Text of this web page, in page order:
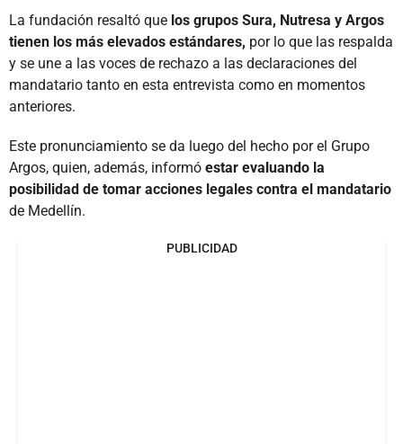
La fundación resaltó que los grupos Sura, Nutresa y Argos
tienen los más elevados estándares, por lo que las respalda
y se une a las voces de rechazo a las declaraciones del
mandatario tanto en esta entrevista como en momentos
anteriores.
Este pronunciamiento se da luego del hecho por el Grupo
Argos, quien, además, informó estar evaluando la
posibilidad de tomar acciones legales contra el mandatario
de Medellín.
PUBLICIDAD